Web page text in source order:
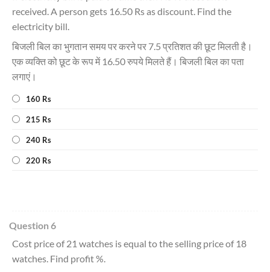
received. A person gets 16.50 Rs as discount. Find the
electricity bill.
बिजली बिल का भुगतान समय पर करने पर 7.5 प्रतिशत की छूट मिलती है।
एक व्यक्ति को छूट के रूप में 16.50 रुपये मिलते हैं। बिजली बिल का पता
लगाएं।
160 Rs
215 Rs
240 Rs
220 Rs
Question 6
Cost price of 21 watches is equal to the selling price of 18
watches. Find profit %.